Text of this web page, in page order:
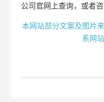
公司官网上查询，或者咨
本网站部分文案及图片
系网